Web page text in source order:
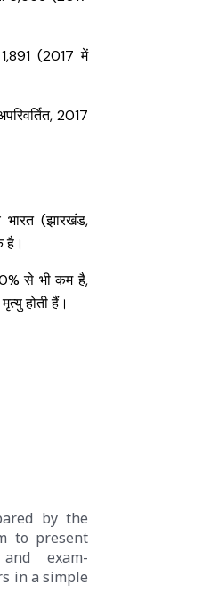
1,891 (2017 में
2017
भारत (झारखंड,
है।
से भी कम है,
होती हैं।
by the
to present
exam-
in a simple